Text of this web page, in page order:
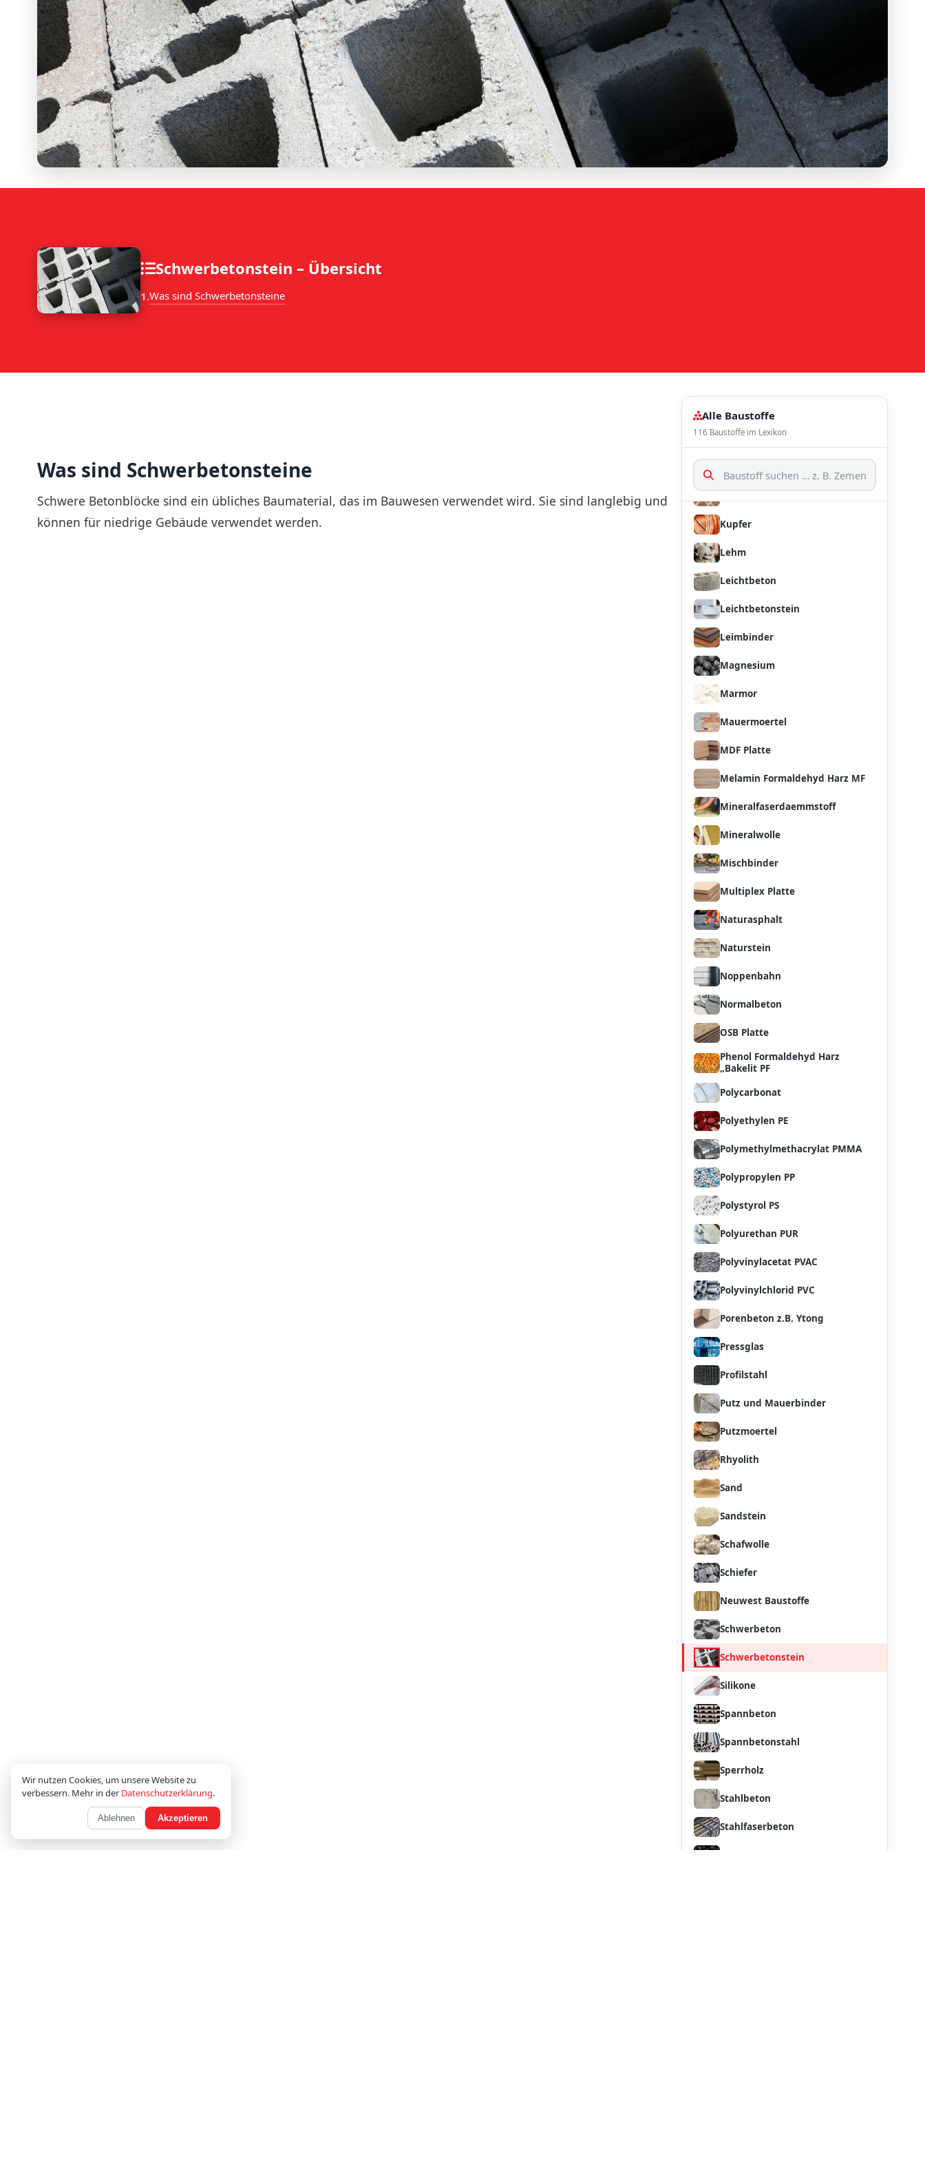
Schwerbetonstein – Übersicht
1.Was sind Schwerbetonsteine
Was sind Schwerbetonsteine
Schwere Betonblöcke sind ein übliches Baumaterial, das im Bauwesen verwendet wird. Sie sind langlebig und
können für niedrige Gebäude verwendet werden.
Alle Baustoffe
116 Baustoffe im Lexikon
Grauwacke
Grobspanplatte
Gussasphalt
Gusseisen
Halbstarrer Belag
Hanffasern
Kalksandstein
Kautschuk
Kupfer
Lehm
Leichtbeton
Leichtbetonstein
Leimbinder
Magnesium
Marmor
Mauermoertel
MDF Platte
Melamin Formaldehyd Harz MF
Mineralfaserdaemmstoff
Mineralwolle
Mischbinder
Multiplex Platte
Naturasphalt
Naturstein
Noppenbahn
Normalbeton
OSB Platte
Phenol Formaldehyd Harz
„Bakelit PF
Polycarbonat
Polyethylen PE
Polymethylmethacrylat PMMA
Polypropylen PP
Polystyrol PS
Polyurethan PUR
Polyvinylacetat PVAC
Polyvinylchlorid PVC
Porenbeton z.B. Ytong
Pressglas
Profilstahl
Putz und Mauerbinder
Putzmoertel
Rhyolith
Sand
Sandstein
Schafwolle
Schiefer
Neuwest Baustoffe
Schwerbeton
Schwerbetonstein
Silikone
Spannbeton
Spannbetonstahl
Sperrholz
Stahlbeton
Stahlfaserbeton
Wir nutzen Cookies, um unsere Website zu
verbessern. Mehr in der Datenschutzerklärung.
Ablehnen Akzeptieren